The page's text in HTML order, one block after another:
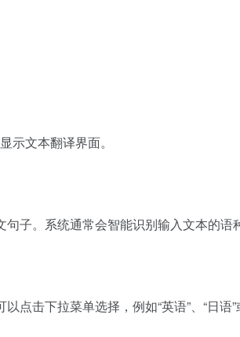
示文本翻译界面。
子。系统通常会智能识别输入文本的语
击下拉菜单选择，例如“英语”、“日语”